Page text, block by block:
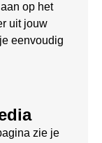
aan op het
uit jouw
eenvoudig
zie je